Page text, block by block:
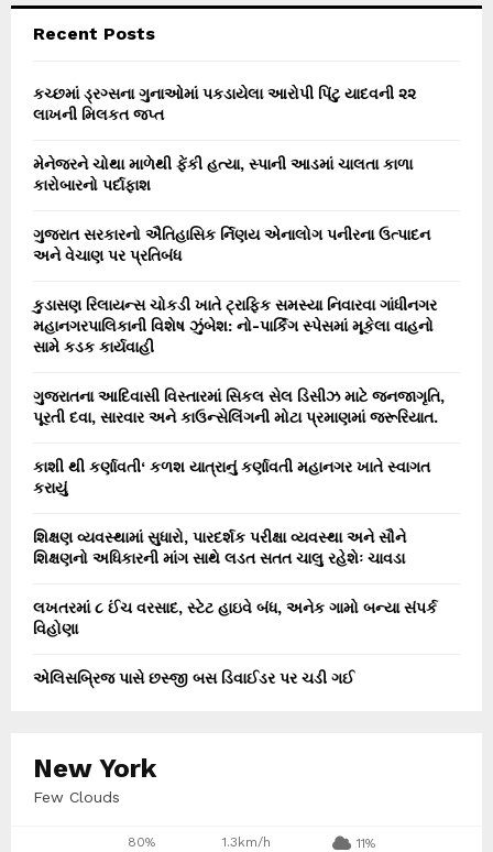
h
o
r
Recent Posts
કચ્છમાં ડ્રગ્સના ગુનાઓમાં પકડાયેલા આરોપી પિંટુ યાદવની ૨૨
લાખની મિલકત જપ્ત
મેનેજરને ચોથા માળેથી ફેંકી હત્યા, સ્પાની આડમાં ચાલતા કાળા
કારોબારનો પર્દાફાશ
ગુજરાત સરકારનો ઐતિહાસિક ર્નિણય એનાલોગ પનીરના ઉત્પાદન
અને વેચાણ પર પ્રતિબંધ
કુડાસણ રિલાયન્સ ચોકડી ખાતે ટ્રાફિક સમસ્યા નિવારવા ગાંધીનગર
મહાનગરપાલિકાની વિશેષ ઝુંબેશ: નો-પાર્કિંગ સ્પેસમાં મૂકેલા વાહનો
સામે કડક કાર્યવાહી
ગુજરાતના આદિવાસી વિસ્તારમાં સિકલ સેલ ડિસીઝ માટે જનજાગૃતિ,
પૂરતી દવા, સારવાર અને કાઉન્સેલિંગની મોટા પ્રમાણમાં જરૂરિયાત.
કાશી થી કર્ણાવતી‘ કળશ યાત્રાનું કર્ણાવતી મહાનગર ખાતે સ્વાગત
કરાયું
શિક્ષણ વ્યવસ્થામાં સુધારો, પારદર્શક પરીક્ષા વ્યવસ્થા અને સૌને
શિક્ષણનો અધિકારની માંગ સાથે લડત સતત ચાલુ રહેશેઃ ચાવડા
લખતરમાં ૮ ઈંચ વરસાદ, સ્ટેટ હાઇવે બંધ, અનેક ગામો બન્યા સંપર્ક
વિહોણા
એલિસબ્રિજ પાસે છસ્જી બસ ડિવાઈડર પર ચડી ગઈ
New York
Few Clouds
80% 1.3km/h 11%